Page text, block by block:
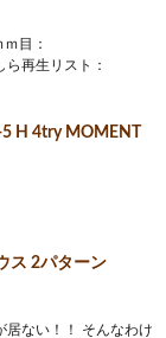
目：
再生リスト：
H 4try MOMENT
ス 2パターン
居ない！！ そんなわけ